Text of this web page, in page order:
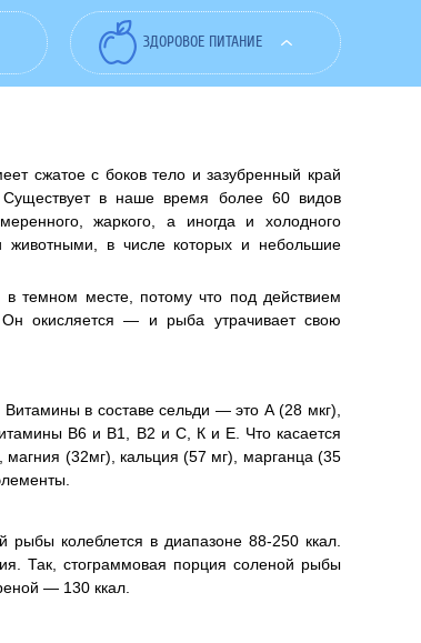
ЗДОРОВОЕ ПИТАНИЕ
сжатое с боков тело и зазубренный край
в наше время более 60 видов
жаркого, а иногда и холодного
животными, в числе которых и небольшие
в темном месте, потому что под действием
окисляется — и рыба утрачивает свою
в составе сельди — это А (28 мкг),
В6 и В1, В2 и С, К и Е. Что касается
(32мг), кальция (57 мг), марганца (35
рыбы колеблется в диапазоне 88-250 ккал.
Так, стограммовая порция соленой рыбы
— 130 ккал.